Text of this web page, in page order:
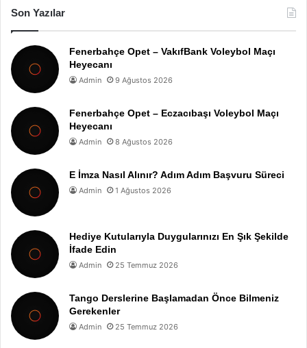
Son Yazılar
Fenerbahçe Opet – VakıfBank Voleybol Maçı
Heyecanı
Admin 9 Ağustos 2026
Fenerbahçe Opet – Eczacıbaşı Voleybol Maçı
Heyecanı
Admin 8 Ağustos 2026
E İmza Nasıl Alınır? Adım Adım Başvuru Süreci
Admin 1 Ağustos 2026
Hediye Kutularıyla Duygularınızı En Şık Şekilde
İfade Edin
Admin 25 Temmuz 2026
Tango Derslerine Başlamadan Önce Bilmeniz
Gerekenler
Admin 25 Temmuz 2026